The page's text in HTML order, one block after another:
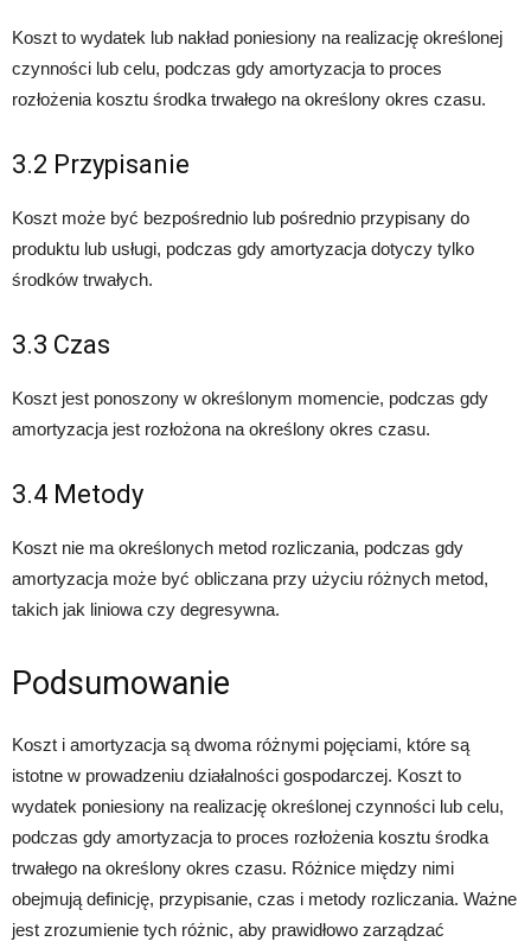
Koszt to wydatek lub nakład poniesiony na realizację określonej
czynności lub celu, podczas gdy amortyzacja to proces
rozłożenia kosztu środka trwałego na określony okres czasu.
3.2 Przypisanie
Koszt może być bezpośrednio lub pośrednio przypisany do
produktu lub usługi, podczas gdy amortyzacja dotyczy tylko
środków trwałych.
3.3 Czas
Koszt jest ponoszony w określonym momencie, podczas gdy
amortyzacja jest rozłożona na określony okres czasu.
3.4 Metody
Koszt nie ma określonych metod rozliczania, podczas gdy
amortyzacja może być obliczana przy użyciu różnych metod,
takich jak liniowa czy degresywna.
Podsumowanie
Koszt i amortyzacja są dwoma różnymi pojęciami, które są
istotne w prowadzeniu działalności gospodarczej. Koszt to
wydatek poniesiony na realizację określonej czynności lub celu,
podczas gdy amortyzacja to proces rozłożenia kosztu środka
trwałego na określony okres czasu. Różnice między nimi
obejmują definicję, przypisanie, czas i metody rozliczania. Ważne
jest zrozumienie tych różnic, aby prawidłowo zarządzać